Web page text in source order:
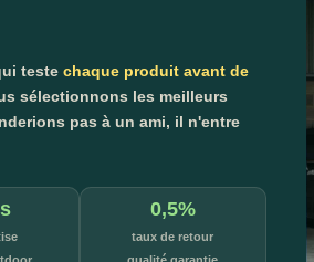
teste chaque produit avant de
sélectionnons les meilleurs
pas à un ami, il n'entre
0,5%
taux de retour